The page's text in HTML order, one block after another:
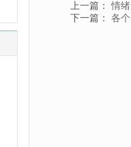
上一篇：情
下一篇： 各